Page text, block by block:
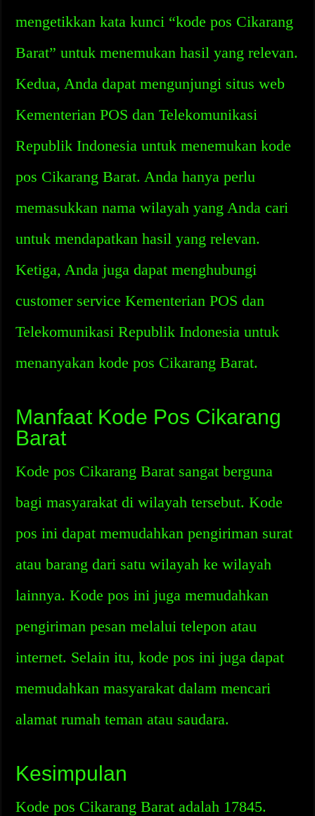
mengetikkan kata kunci “kode pos Cikarang
Barat” untuk menemukan hasil yang relevan.
Kedua, Anda dapat mengunjungi situs web
Kementerian POS dan Telekomunikasi
Republik Indonesia untuk menemukan kode
pos Cikarang Barat. Anda hanya perlu
memasukkan nama wilayah yang Anda cari
untuk mendapatkan hasil yang relevan.
Ketiga, Anda juga dapat menghubungi
customer service Kementerian POS dan
Telekomunikasi Republik Indonesia untuk
menanyakan kode pos Cikarang Barat.
Manfaat Kode Pos Cikarang
Barat
Kode pos Cikarang Barat sangat berguna
bagi masyarakat di wilayah tersebut. Kode
pos ini dapat memudahkan pengiriman surat
atau barang dari satu wilayah ke wilayah
lainnya. Kode pos ini juga memudahkan
pengiriman pesan melalui telepon atau
internet. Selain itu, kode pos ini juga dapat
memudahkan masyarakat dalam mencari
alamat rumah teman atau saudara.
Kesimpulan
Kode pos Cikarang Barat adalah 17845.